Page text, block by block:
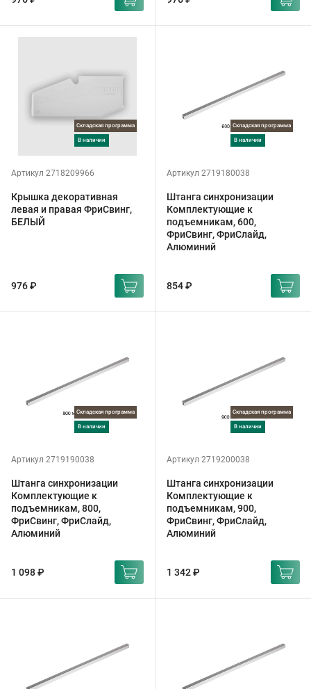
Складская программа
в наличии
Артикул 2718209966
Крышка декоративная
левая и правая ФриСвинг,
БЕЛЫЙ
976 ₽
Складская программа
в наличии
Артикул 2719180038
Штанга синхронизации
Комплектующие к
подъемникам, 600,
ФриСвинг, ФриСлайд,
Алюминий
854 ₽
Складская программа
в наличии
Артикул 2719190038
Штанга синхронизации
Комплектующие к
подъемникам, 800,
ФриСвинг, ФриСлайд,
Алюминий
1 098 ₽
Складская программа
в наличии
Артикул 2719200038
Штанга синхронизации
Комплектующие к
подъемникам, 900,
ФриСвинг, ФриСлайд,
Алюминий
1 342 ₽